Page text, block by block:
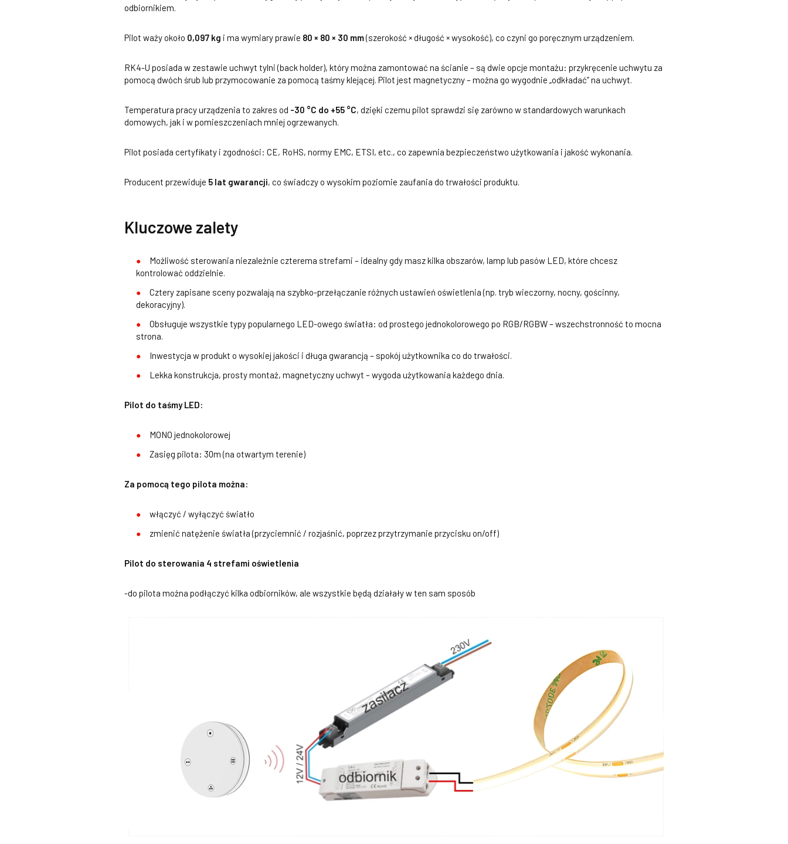
odbiornikiem.
Pilot waży około 0,097 kg i ma wymiary prawie 80 × 80 × 30 mm(szerokość × długość × wysokość), co czyni go poręcznym urządzeniem.
RK4-U posiada w zestawie uchwyt tylni (back holder), który można zamontować na ścianie – są dwie opcje montażu: przykręcenie uchwytu za
pomocą dwóch śrub lub przymocowanie za pomocą taśmy klejącej. Pilot jest magnetyczny – można go wygodnie „odkładać” na uchwyt.
Temperatura pracy urządzenia to zakres od -30 °C do +55 °C, dzięki czemu pilot sprawdzi się zarówno w standardowych warunkach
domowych, jak i w pomieszczeniach mniej ogrzewanych.
Pilot posiada certyfikaty i zgodności: CE, RoHS, normy EMC, ETSI, etc., co zapewnia bezpieczeństwo użytkowania i jakość wykonania.
Producent przewiduje 5 lat gwarancji, co świadczy o wysokim poziomie zaufania do trwałości produktu.
Kluczowe zalety
Możliwość sterowania niezależnie czterema strefami – idealny gdy masz kilka obszarów, lamp lub pasów LED, które chcesz
kontrolować oddzielnie.
Cztery zapisane sceny pozwalają na szybko-przełączanie różnych ustawień oświetlenia (np. tryb wieczorny, nocny, gościnny,
dekoracyjny).
Obsługuje wszystkie typy popularnego LED-owego światła: od prostego jednokolorowego po RGB/RGBW – wszechstronność to mocna
strona.
Inwestycja w produkt o wysokiej jakości i długa gwarancją – spokój użytkownika co do trwałości.
Lekka konstrukcja, prosty montaż, magnetyczny uchwyt – wygoda użytkowania każdego dnia.
Pilot do taśmy LED:
MONO jednokolorowej
Zasięg pilota: 30m (na otwartym terenie)
Za pomocą tego pilota można:
włączyć / wyłączyć światło
zmienić natężenie światła (przyciemnić / rozjaśnić, poprzez przytrzymanie przycisku on/off)
Pilot do sterowania 4 strefami oświetlenia
-do pilota można podłączyć kilka odbiorników, ale wszystkie będą działały w ten sam sposób